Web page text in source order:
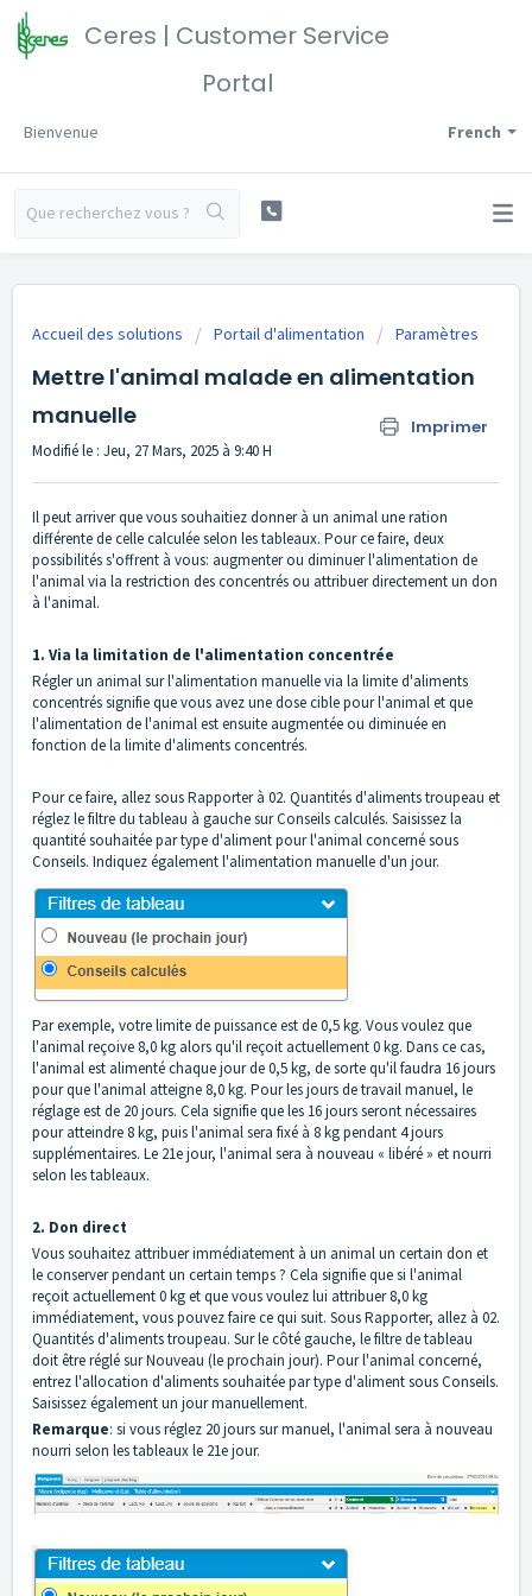
Ceres | Customer Service
Portal
French
Bienvenue
Accueil des solutions Portail d'alimentation Paramètres
Mettre l'animal malade en alimentation
manuelle
Imprimer
Modifié le : Jeu, 27 Mars, 2025 à 9:40 H
Il peut arriver que vous souhaitiez donner à un animal une ration
différente de celle calculée selon les tableaux. Pour ce faire, deux
possibilités s'offrent à vous: augmenter ou diminuer l'alimentation de
l'animal via la restriction des concentrés ou attribuer directement un don
à l'animal.
1. Via la limitation de l'alimentation concentrée
Régler un animal sur l'alimentation manuelle via la limite d'aliments
concentrés signifie que vous avez une dose cible pour l'animal et que
l'alimentation de l'animal est ensuite augmentée ou diminuée en
fonction de la limite d'aliments concentrés.
Pour ce faire, allez sousRapporter à 02. Quantités d'aliments troupeau et
réglez le filtre du tableau à gauche sur Conseils calculés. Saisissez la
quantité souhaitée par type d'aliment pour l'animal concerné sous
Conseils. Indiquez également l'alimentation manuelle d'un jour.
Par exemple, votre limite de puissance est de 0,5 kg. Vous voulez que
l'animal reçoive 8,0 kg alors qu'il reçoit actuellement 0 kg. Dans ce cas,
l'animal est alimenté chaque jour de 0,5 kg, de sorte qu'il faudra 16 jours
pour que l'animal atteigne 8,0 kg. Pour les jours de travail manuel, le
réglage est de 20 jours. Cela signifie que les 16 jours seront nécessaires
pour atteindre 8 kg, puis l'animal sera fixé à 8 kg pendant 4 jours
supplémentaires. Le 21e jour, l'animal sera à nouveau « libéré » et nourri
selon les tableaux.
2. Don direct
Vous souhaitez attribuer immédiatement à un animal un certain don et
le conserver pendant un certain temps ? Cela signifie que si l'animal
reçoit actuellement 0 kg et que vous voulez lui attribuer 8,0 kg
immédiatement, vous pouvez faire ce qui suit. Sous Rapporter, allez à 02.
Quantités d'aliments troupeau. Sur le côté gauche, le filtre de tableau
doit être réglé sur Nouveau (le prochain jour). Pour l'animal concerné,
entrez l'allocation d'aliments souhaitée par type d'aliment sous Conseils.
Saisissez également un jour manuellement.
Remarque: si vous réglez 20 jours sur manuel, l'animal sera à nouveau
nourri selon les tableaux le 21e jour.